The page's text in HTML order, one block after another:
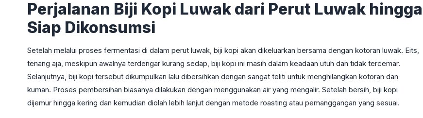
Perjalanan Biji Kopi Luwak dari Perut Luwak hingga
Siap Dikonsumsi
Setelah melalui proses fermentasi di dalam perut luwak, biji kopi akan dikeluarkan bersama dengan kotoran luwak. Eits,
tenang aja, meskipun awalnya terdengar kurang sedap, biji kopi ini masih dalam keadaan utuh dan tidak tercemar.
Selanjutnya, biji kopi tersebut dikumpulkan lalu dibersihkan dengan sangat teliti untuk menghilangkan kotoran dan
kuman. Proses pembersihan biasanya dilakukan dengan menggunakan air yang mengalir. Setelah bersih, biji kopi
dijemur hingga kering dan kemudian diolah lebih lanjut dengan metode roasting atau pemanggangan yang sesuai.